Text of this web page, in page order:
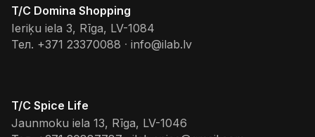
T/C Domina Shopping
Ieriķu iela 3, Rīga, LV-1084
Тел. +371 23370088 · info@ilab.lv
T/C Spice Life
Jaunmoku iela 13, Rīga, LV-1046